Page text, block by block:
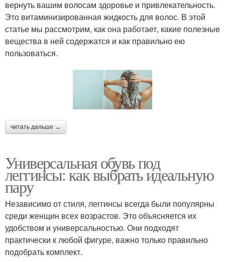
вернуть вашим волосам здоровье и привлекательность.
Это витаминизированная жидкость для волос. В этой
статье мы рассмотрим, как она работает, какие полезные
вещества в ней содержатся и как правильно ею
пользоваться.
читать дальше →
Универсальная обувь под
леггинсы: как выбрать идеальную
пару
Независимо от стиля, леггинсы всегда были популярны
среди женщин всех возрастов. Это объясняется их
удобством и универсальностью. Они подходят
практически к любой фигуре, важно только правильно
подобрать комплект.